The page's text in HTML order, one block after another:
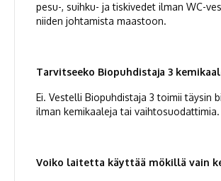
pesu-, suihku- ja tiskivedet ilman WC-
niiden johtamista maastoon.
Tarvitseeko Biopuhdistaja 3
Ei. Vestelli Biopuhdistaja 3 toimii täysin
ilman kemikaaleja tai vaihtosuodattimia.
Voiko laitetta käyttää mökillä vain